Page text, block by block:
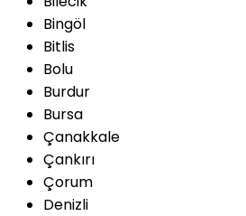
Bingöl
Bitlis
Bolu
Burdur
Bursa
Çanakkale
Çankırı
Çorum
Denizli